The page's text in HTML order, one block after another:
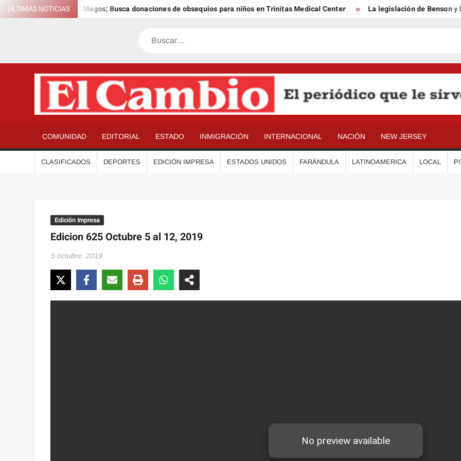
Saltar
al
ÚLTIMAS NOTICIAS
Anual de los Reyes Magos; Busca donaciones de obsequios para niños en Trinitas Medical Center La legislación de Benson y
Buscar
COMUNIDAD EDITORIAL ESTADO INMIGRACIÓN INTERNACIONAL NACIÓN NEW JERSEY
CLASIFICADOS DEPORTES EDICIÓN IMPRESA ESTADOS UNIDOS FARÁNDULA LATINOAMERICA LOCAL
Edición Impresa
Edicion 625 Octubre 5 al 12, 2019
5 octubre, 2019